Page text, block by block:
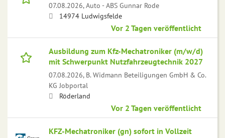
07.08.2026,Auto - ABS Gunnar Rode
14974 Ludwigsfelde
Vor 2 Tagen veröffentlicht
Ausbildung zum Kfz-Mechatroniker (m/w/d)
mit Schwerpunkt Nutzfahrzeugtechnik 2027
07.08.2026, B. Widmann Beteiligungen GmbH & Co.
KG Jobportal
Röderland
Vor 2 Tagen veröffentlicht
KFZ-Mechatroniker (gn) sofort in Vollzeit